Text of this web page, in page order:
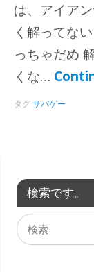
は、アイア
く解ってな
っちゃだめ
くな…
タグサバゲー
検索です。